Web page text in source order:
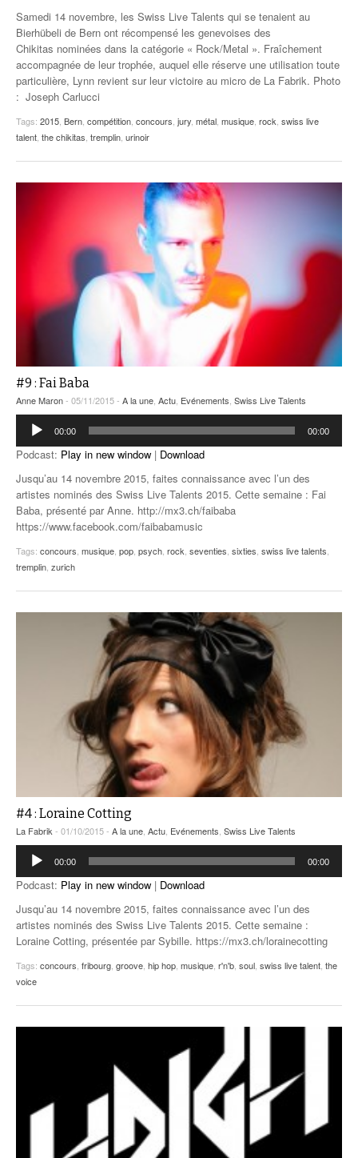
Samedi 14 novembre, les Swiss Live Talents qui se tenaient au
Bierhübeli de Bern ont récompensé les genevoises des
Chikitas nominées dans la catégorie « Rock/Metal ». Fraîchement
accompagnée de leur trophée, auquel elle réserve une utilisation toute
particulière, Lynn revient sur leur victoire au micro de La Fabrik. Photo
: Joseph Carlucci
Tags: 2015 Bern compétition concours jury métal musique rock swiss live
talent the chikitas tremplin urinoir
#9 : Fai Baba
Anne Maron- 05/11/2015 - A la une, Actu, Evénements, Swiss Live Talents
Lecteur
audio
00:00 00:00
Podcast: Play in new window | Download
Jusqu’au 14 novembre 2015, faites connaissance avec l’un des
artistes nominés des Swiss Live Talents 2015. Cette semaine : Fai
Baba, présenté par Anne. http://mx3.ch/faibaba
https://www.facebook.com/faibabamusic
Tags: concours, musique, pop, psych, rock, seventies, sixties, swiss live talents,
tremplin, zurich
#4 : Loraine Cotting
La Fabrik - 01/10/2015 - A la une Actu Evénements Swiss Live Talents
Lecteur
audio
00:00 00:00
Podcast: Play in new window | Download
Jusqu’au 14 novembre 2015, faites connaissance avec l’un des
artistes nominés des Swiss Live Talents 2015. Cette semaine :
Loraine Cotting, présentée par Sybille. https://mx3.ch/lorainecotting
Tags: concours fribourg groove hip hop musique r'n'b soul swiss live talent the
voice